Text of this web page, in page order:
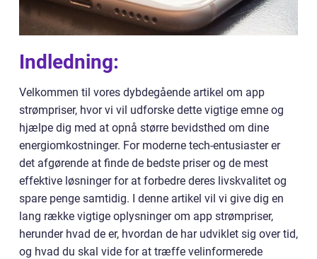
Indledning:
Velkommen til vores dybdegående artikel om app
strømpriser, hvor vi vil udforske dette vigtige emne og
hjælpe dig med at opnå større bevidsthed om dine
energiomkostninger. For moderne tech-entusiaster er
det afgørende at finde de bedste priser og de mest
effektive løsninger for at forbedre deres livskvalitet og
spare penge samtidig. I denne artikel vil vi give dig en
lang række vigtige oplysninger om app strømpriser,
herunder hvad de er, hvordan de har udviklet sig over tid,
og hvad du skal vide for at træffe velinformerede